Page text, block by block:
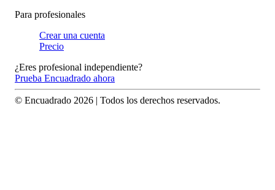
Para profesionales
Crear una cuenta
Precio
¿Eres profesional independiente?
Prueba Encuadrado ahora
© Encuadrado 2026 | Todos los derechos reservados.